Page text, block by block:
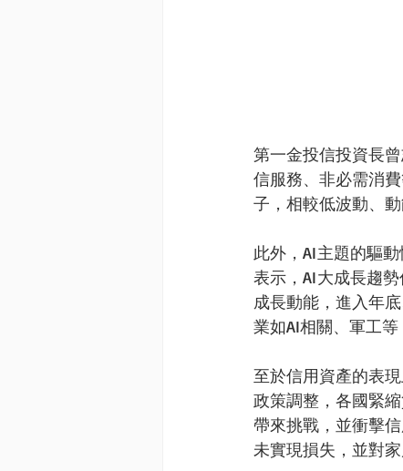
第一金投信投資長
信服務、非必需消
子，相較低波動、
此外，AI主題的驅
表示，AI大成長趨
成長動能，進入年
業如AI相關、軍工等
至於信用資產的表
政策調整，各國緊
帶來挑戰，並衝擊
未實現損失，並對